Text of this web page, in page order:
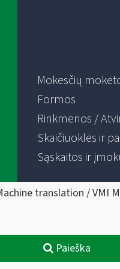
Mokesčių
Formos
Rinkmenos /
Skaičiuoklės ir
Sąskaitos ir
translation / VMI
Paieška